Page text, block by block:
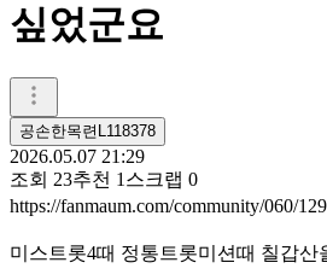
싶었군요
공손한목련L118378
2026.05.07 21:29
조회 23추천 1 스크랩 0
https://fanmaum.com/community/060/
미스트롯4때 정통트롯미션때 칠갑